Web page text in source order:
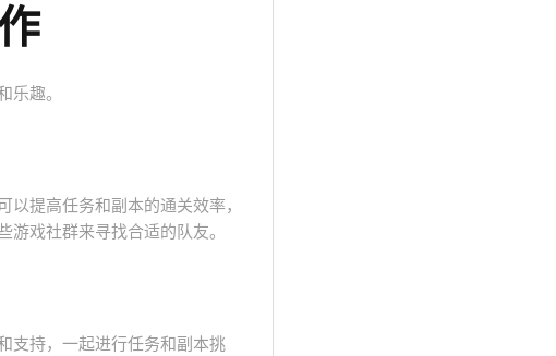
乐趣。
提高任务和副本的通关效率，
戏社群来寻找合适的队友。
支持，一起进行任务和副本挑